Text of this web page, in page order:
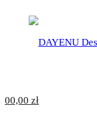
DAYENU
00,00 zł